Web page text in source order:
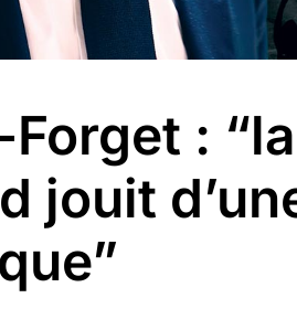
: “la
jouit